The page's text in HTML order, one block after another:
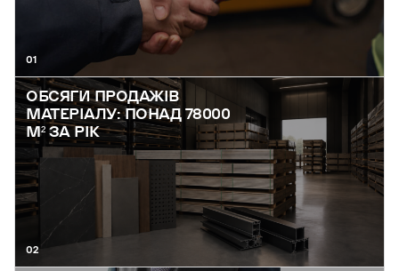
01
ОБСЯГИ ПРОДАЖІВ
МАТЕРІАЛУ: ПОНАД 78000
М² ЗА РІК
02